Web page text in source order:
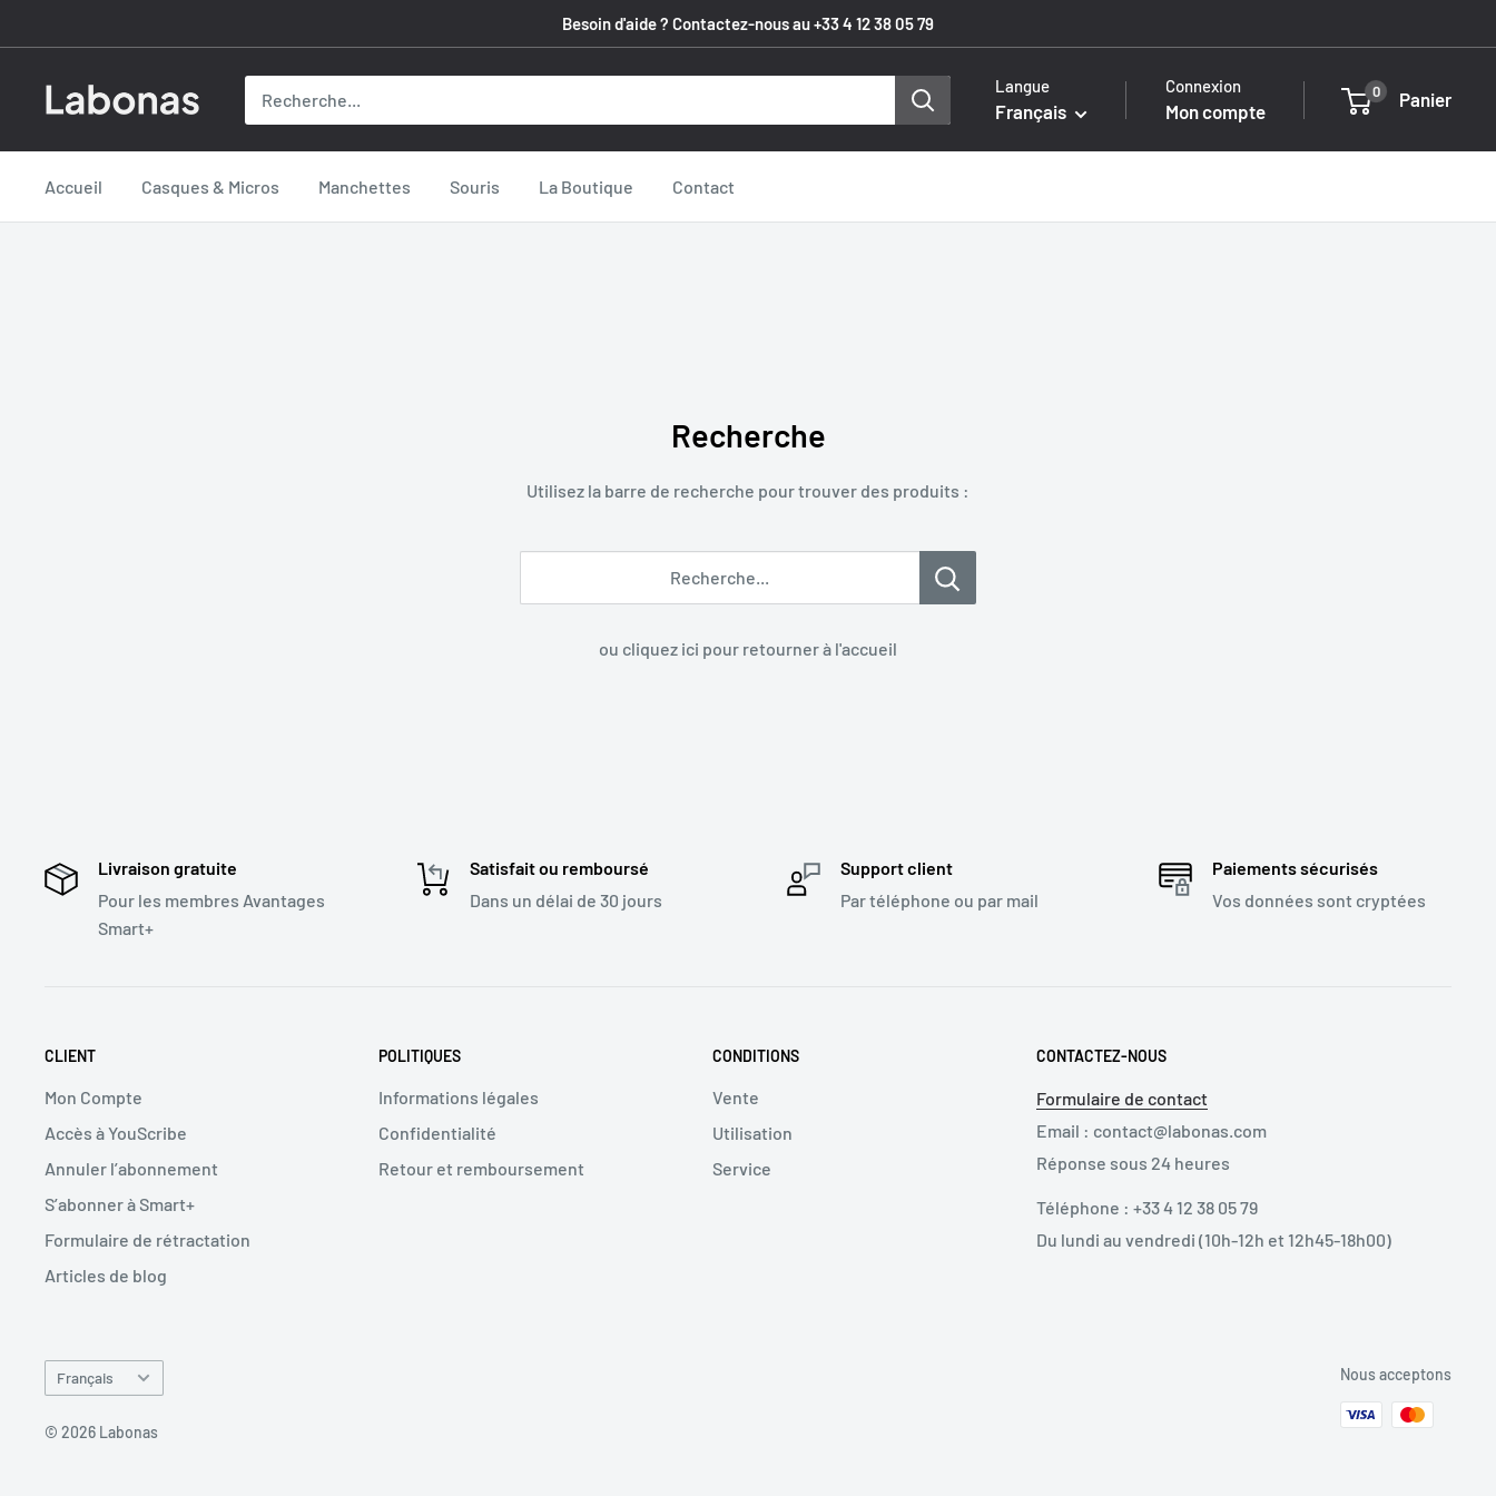
au
contenu
Besoin d'aide ? Contactez-nous au +33 4 12 38 05 79
Labonas
Langue
Français
Connexion
Mon compte
0 Panier
Accueil Casques & Micros Manchettes Souris La Boutique Contact
Recherche
Utilisez la barre de recherche pour trouver des produits :
Recherche...
ou cliquez ici pour retourner à l'accueil
Livraison gratuite
Pour les membres Avantages
Smart+
Satisfait ou remboursé
Dans un délai de 30 jours
Support client
Par téléphone ou par mail
Paiements sécurisés
Vos données sont cryptées
CLIENT
Mon Compte
Accès à YouScribe
Annuler l’abonnement
S’abonner à Smart+
Formulaire de rétractation
Articles de blog
POLITIQUES
Informations légales
Confidentialité
Retour et remboursement
CONDITIONS
Vente
Utilisation
Service
CONTACTEZ-NOUS
Formulaire de contact
Email : contact@labonas.com
Réponse sous 24 heures
Téléphone : +33 4 12 38 05 79
Du lundi au vendredi (10h-12h et 12h45-18h00)
Langue
Français
© 2026 Labonas
Nous acceptons